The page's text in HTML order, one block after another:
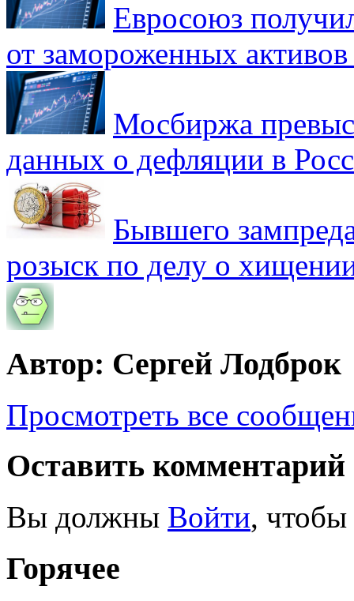
Евросоюз
от замороженных
Мосбиржа
данных о дефляции в
Бывшего
розыск по делу о
Автор: Сергей Лодброк
Просмотреть все
Оставить комментарий
Вы должны Войти, чтобы
Горячее